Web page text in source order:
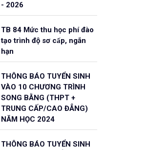
- 2026
TB 84 Mức thu học phí đào
tạo trình độ sơ cấp, ngắn
hạn
THÔNG BÁO TUYỂN SINH
VÀO 10 CHƯƠNG TRÌNH
SONG BẰNG (THPT +
TRUNG CẤP/CAO ĐẲNG)
NĂM HỌC 2024
THÔNG BÁO TUYỂN SINH